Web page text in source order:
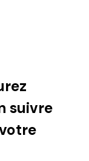
suivre